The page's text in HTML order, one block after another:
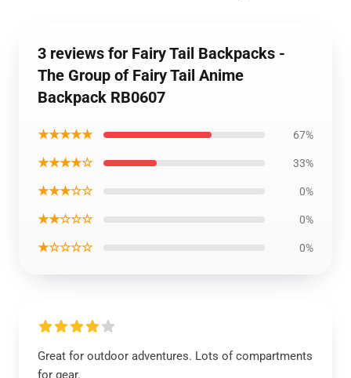
3 reviews for Fairy Tail Backpacks -
The Group of Fairy Tail Anime
Backpack RB0607
★★★★★ 67%
★★★★☆ 33%
★★★☆☆ 0%
★★☆☆☆ 0%
★☆☆☆☆ 0%
Great for outdoor adventures. Lots of compartments
for gear.